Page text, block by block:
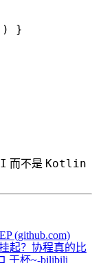
}
而不是 Kotlin
(github.com)
起？协程真的比
干杯~-bilibili